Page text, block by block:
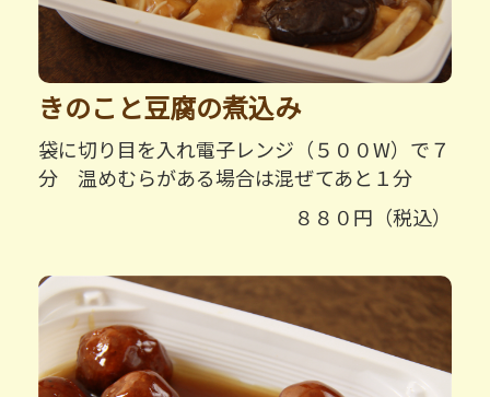
きのこと豆腐の煮込み
袋に切り目を入れ電子レンジ（５００W）で７
分 温めむらがある場合は混ぜてあと１分
８８０円（税込）